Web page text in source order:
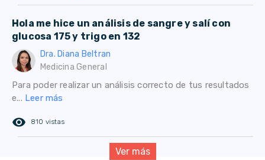
Hola me hice un análisis de sangre y salí con
glucosa 175 y trigo en 132
Dra. Diana Beltran
Medicina General
Para poder realizar un análisis correcto de tus resultados
e... Leer más
remove_red_eye 810 vistas
Ver más